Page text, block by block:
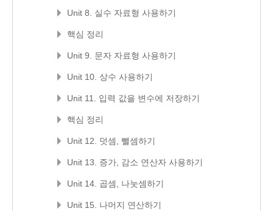
Unit 8. 실수 자료형 사용하기
핵심 정리
Unit 9. 문자 자료형 사용하기
Unit 10. 상수 사용하기
Unit 11. 입력 값을 변수에 저장하기
핵심 정리
Unit 12. 덧셈, 뺄셈하기
Unit 13. 증가, 감소 연산자 사용하기
Unit 14. 곱셈, 나눗셈하기
Unit 15. 나머지 연산하기